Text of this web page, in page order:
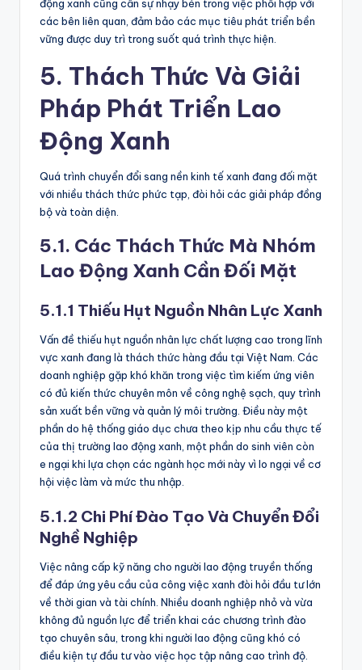
động xanh cũng cần sự nhạy bén trong việc phối hợp với
các bên liên quan, đảm bảo các mục tiêu phát triển bền
vững được duy trì trong suốt quá trình thực hiện.
5. Thách Thức Và Giải
Pháp Phát Triển Lao
Động Xanh
Quá trình chuyển đổi sang nền kinh tế xanh đang đối mặt
với nhiều thách thức phức tạp, đòi hỏi các giải pháp đồng
bộ và toàn diện.
5.1. Các Thách Thức Mà Nhóm
Lao Động Xanh Cần Đối Mặt
5.1.1 Thiếu Hụt Nguồn Nhân Lực Xanh
Vấn đề thiếu hụt nguồn nhân lực chất lượng cao trong lĩnh
vực xanh đang là thách thức hàng đầu tại Việt Nam. Các
doanh nghiệp gặp khó khăn trong việc tìm kiếm ứng viên
có đủ kiến thức chuyên môn về công nghệ sạch, quy trình
sản xuất bền vững và quản lý môi trường. Điều này một
phần do hệ thống giáo dục chưa theo kịp nhu cầu thực tế
của thị trường lao động xanh, một phần do sinh viên còn
e ngại khi lựa chọn các ngành học mới này vì lo ngại về cơ
hội việc làm và mức thu nhập.
5.1.2 Chi Phí Đào Tạo Và Chuyển Đổi
Nghề Nghiệp
Việc nâng cấp kỹ năng cho người lao động truyền thống
để đáp ứng yêu cầu của công việc xanh đòi hỏi đầu tư lớn
về thời gian và tài chính. Nhiều doanh nghiệp nhỏ và vừa
không đủ nguồn lực để triển khai các chương trình đào
tạo chuyên sâu, trong khi người lao động cũng khó có
điều kiện tự đầu tư vào việc học tập nâng cao trình độ.